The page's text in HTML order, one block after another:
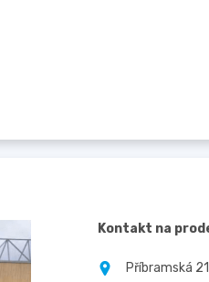
Kontakt na
Příbramská